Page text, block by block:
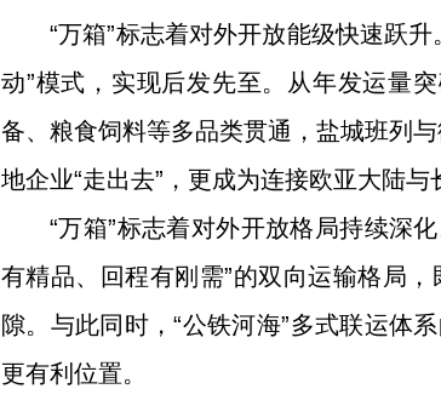
“万箱”标志着对外开放能级快速跃
动”模式，实现后发先至。从年发运量
备、粮食饲料等多品类贯通，盐城班列
地企业“走出去”，更成为连接欧亚大陆
“万箱”标志着对外开放格局持续深
有精品、回程有刚需”的双向运输格局
隙。与此同时，“公铁河海”多式联运体
更有利位置。